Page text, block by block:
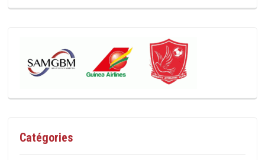
Catégories